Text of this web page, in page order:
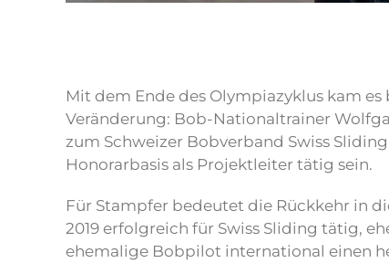
Mit dem Ende des Olympiazyklus kam
Veränderung: Bob-Nationaltrainer
zum Schweizer Bobverband Swiss
Honorarbasis als Projektleiter tätig sein.
Für Stampfer bedeutet die Rückkehr in
2019 erfolgreich für Swiss Sliding tätig,
ehemalige Bobpilot international einen